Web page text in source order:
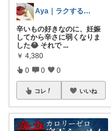
Aya｜ラクする子育て×暮らし
辛いもの好きなのに、妊娠
してから辛さに弱くなりま
した😂 それで ...
￥ 4,380
0 0 0
コレ いいね